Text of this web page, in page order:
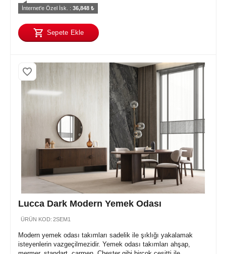
İnternet'e Özel İsk. : 36,848 ₺
Sepete Ekle
Lucca Dark Modern Yemek Odası
ÜRÜN KOD: 2SEM1
Modern yemek odası takımları sadelik ile şıklığı yakalamak
isteyenlerin vazgeçilmezidir. Yemek odası takımları ahşap,